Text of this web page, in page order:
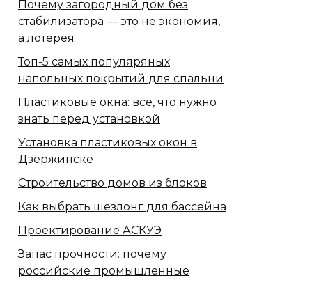
Почему загородный дом без
стабилизатора — это не экономия,
а лотерея
Топ-5 самых популяряных
напольных покрытий для спальни
Пластиковые окна: все, что нужно
знать перед установкой
Установка пластиковых окон в
Дзержинске
Строительство домов из блоков
Как выбрать шезлонг для бассейна
Проектирование АСКУЭ
Запас прочности: почему
российские промышленные